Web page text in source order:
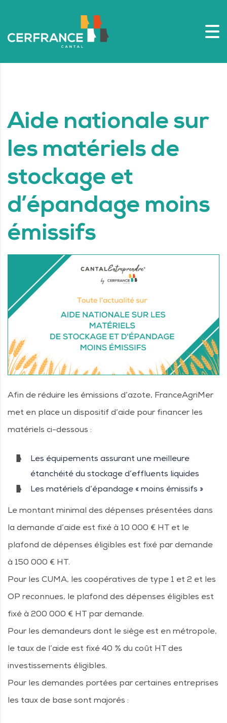
Aide nationale sur
les matériels de
stockage et
d’épandage moins
émissifs
Afin de réduire les émissions d’azote, FranceAgriMer
met en place un dispositif d’aide pour financer les
matériels ci-dessous :
Les équipements assurant une meilleure
étanchéité du stockage d’effluents liquides
Les matériels d’épandage « moins émissifs »
Le montant minimal des dépenses présentées dans
la demande d’aide est fixé à 10 000 € HT et le
plafond de dépenses éligibles est fixé par demande
à 150 000 € HT.
Pour les CUMA, les coopératives de type 1 et 2 et les
OP reconnues, le plafond des dépenses éligibles est
fixé à 200 000 € HT par demande.
Pour les demandeurs dont le siège est en métropole,
le taux de l’aide est fixé 40 % du coût HT des
investissements éligibles.
Pour les demandes portées par certaines entreprises
les taux de base sont majorés :